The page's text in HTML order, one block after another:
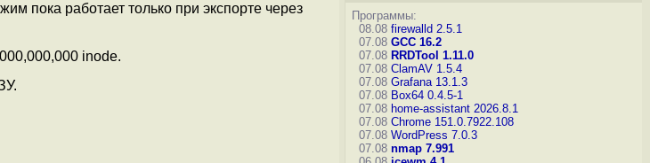
пока работает только при экспорте через
inode.
Программы:
08.08 firewalld 2.5.1
07.08 GCC 16.2
07.08 RRDTool 1.11.0
07.08 ClamAV 1.5.4
07.08 Grafana 13.1.3
07.08 Box64 0.4.5-1
07.08 home-assistant 2026.8.1
07.08 Chrome 151.0.7922.108
07.08 WordPress 7.0.3
07.08 nmap 7.991